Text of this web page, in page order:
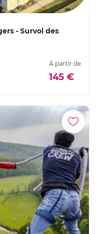
- Survol des
À partir de
145 €